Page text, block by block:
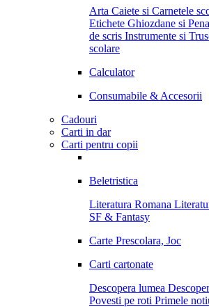
Arta Caiete si Carnetele
Etichete Ghiozdane si
de scris Instrumente si
scolare
Calculator
Consumabile & Accesorii
Cadouri
Carti in dar
Carti pentru copii
Beletristica
Literatura Romana
SF & Fantasy
Carte Prescolara, Joc
Carti cartonate
Descopera lumea
Povesti pe roti Primele